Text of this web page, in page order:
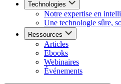
Technologies
Notre expertise en
Une technologie sûre,
Ressources
Articles
Ebooks
Webinaires
Événements